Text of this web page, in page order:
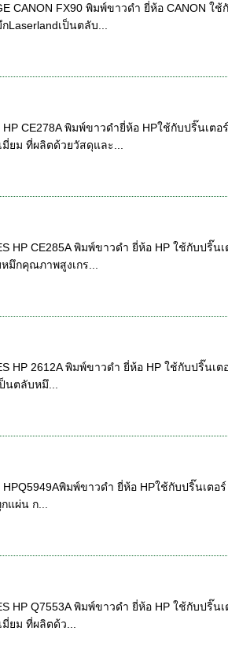
CANON FX90 พิมพ์ขาวดำ ยี่ห้อ CANON ใช้
Laserlandเป็นตลับ...
CE278A พิมพ์ขาวดำยี่ห้อ HPใช้กับปริ๊นเตอ
ยม ที่ผลิตด้วยวัสดุและ...
HP CE285A พิมพ์ขาวดำ ยี่ห้อ HP ใช้กับปริ๊นเ
หมึกคุณภาพสูงเกร...
HP 2612A พิมพ์ขาวดำ ยี่ห้อ HP ใช้กับปริ๊นเต
นตลับหมึ...
พิมพ์ขาวดำ ยี่ห้อ HPใช้กับปริ๊นเตอ
แผ่น ก...
HP Q7553A พิมพ์ขาวดำ ยี่ห้อ HP ใช้กับปริ๊น
ยม ที่ผลิตด้ว...